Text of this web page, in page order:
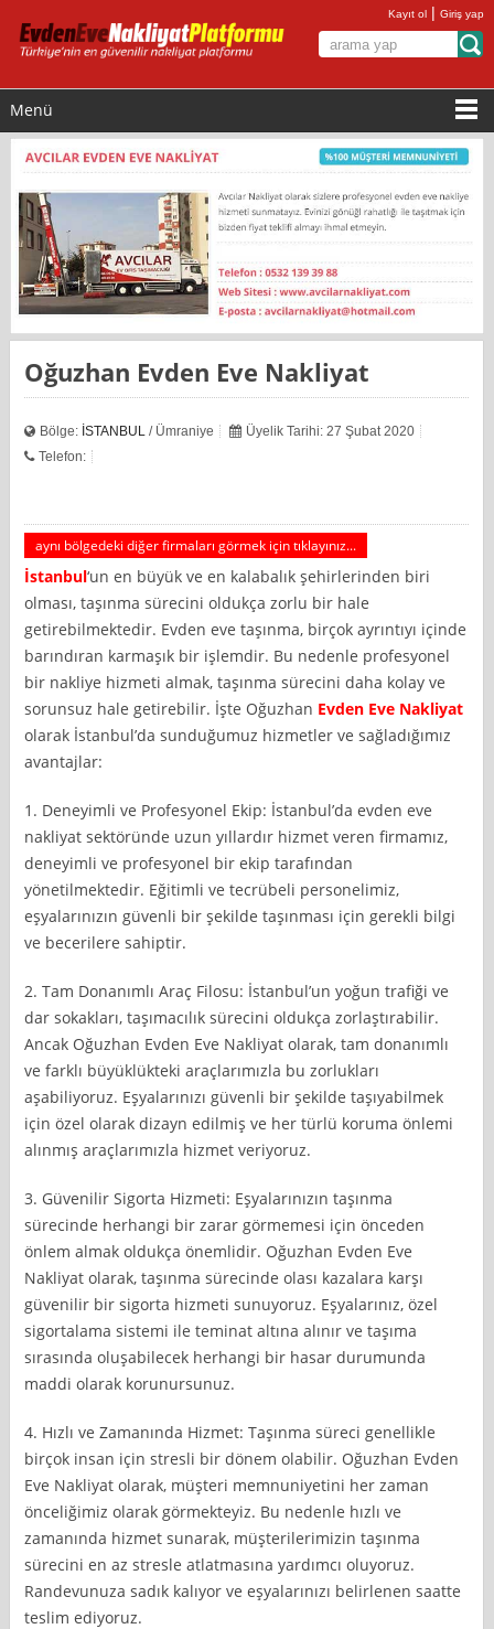
Kayıt ol |Giriş yap
Menü
Oğuzhan Evden Eve Nakliyat
Bölge: İSTANBUL / Ümraniye
Üyelik Tarihi: 27 Şubat 2020
Telefon:
aynı bölgedeki diğer firmaları görmek için tıklayınız...
İstanbul‘un en büyük ve en kalabalık şehirlerinden biri
olması, taşınma sürecini oldukça zorlu bir hale
getirebilmektedir. Evden eve taşınma, birçok ayrıntıyı içinde
barındıran karmaşık bir işlemdir. Bu nedenle profesyonel
bir nakliye hizmeti almak, taşınma sürecini daha kolay ve
sorunsuz hale getirebilir. İşte Oğuzhan Evden Eve Nakliyat
olarak İstanbul’da sunduğumuz hizmetler ve sağladığımız
avantajlar:
1. Deneyimli ve Profesyonel Ekip: İstanbul’da evden eve
nakliyat sektöründe uzun yıllardır hizmet veren firmamız,
deneyimli ve profesyonel bir ekip tarafından
yönetilmektedir. Eğitimli ve tecrübeli personelimiz,
eşyalarınızın güvenli bir şekilde taşınması için gerekli bilgi
ve becerilere sahiptir.
2. Tam Donanımlı Araç Filosu: İstanbul’un yoğun trafiği ve
dar sokakları, taşımacılık sürecini oldukça zorlaştırabilir.
Ancak Oğuzhan Evden Eve Nakliyat olarak, tam donanımlı
ve farklı büyüklükteki araçlarımızla bu zorlukları
aşabiliyoruz. Eşyalarınızı güvenli bir şekilde taşıyabilmek
için özel olarak dizayn edilmiş ve her türlü koruma önlemi
alınmış araçlarımızla hizmet veriyoruz.
3. Güvenilir Sigorta Hizmeti: Eşyalarınızın taşınma
sürecinde herhangi bir zarar görmemesi için önceden
önlem almak oldukça önemlidir. Oğuzhan Evden Eve
Nakliyat olarak, taşınma sürecinde olası kazalara karşı
güvenilir bir sigorta hizmeti sunuyoruz. Eşyalarınız, özel
sigortalama sistemi ile teminat altına alınır ve taşıma
sırasında oluşabilecek herhangi bir hasar durumunda
maddi olarak korunursunuz.
4. Hızlı ve Zamanında Hizmet: Taşınma süreci genellikle
birçok insan için stresli bir dönem olabilir. Oğuzhan Evden
Eve Nakliyat olarak, müşteri memnuniyetini her zaman
önceliğimiz olarak görmekteyiz. Bu nedenle hızlı ve
zamanında hizmet sunarak, müşterilerimizin taşınma
sürecini en az stresle atlatmasına yardımcı oluyoruz.
Randevunuza sadık kalıyor ve eşyalarınızı belirlenen saatte
teslim ediyoruz.